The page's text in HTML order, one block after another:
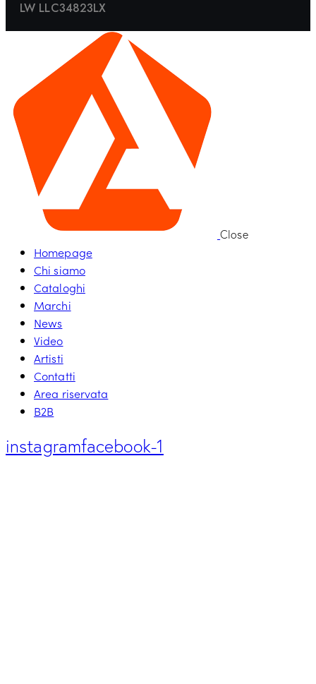
LW LLC34823LX
Close
Homepage
Chi siamo
Cataloghi
Marchi
News
Video
Artisti
Contatti
Area riservata
B2B
instagramfacebook-1